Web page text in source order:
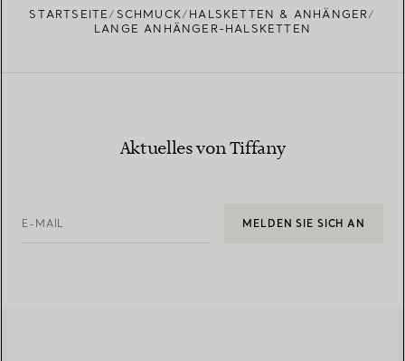
STARTSEITE SCHMUCK
HALSKETTEN & ANHÄNGER
LANGE ANHÄNGER-HALSKETTEN
Aktuelles von Tiffany
E-MAIL MELDEN SIE SICH AN